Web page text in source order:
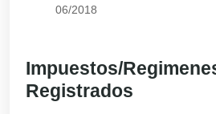
06/2018
Impuestos/
Registrados